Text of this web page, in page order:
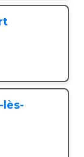
lès-